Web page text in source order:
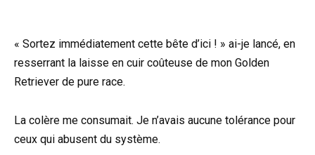
« Sortez immédiatement cette bête d’ici ! » ai-je lancé, en
resserrant la laisse en cuir coûteuse de mon Golden
Retriever de pure race.
La colère me consumait. Je n’avais aucune tolérance pour
ceux qui abusent du système.